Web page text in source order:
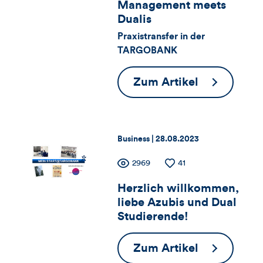
Artikels
für
Views,
Likes
und
dieses
Artikels
Views
Likes
Management meets
Dualis
Praxistransfer in der
TARGOBANK
Zum Artikel
meets
Thema:
Business | Datum:
28.08.2023
Zähler
für
Views,
Likes
Anzahl
Views
2969
Anzahl
Likes
41
Herzlich willkommen,
liebe Azubis und Dual
Studierende!
Zum Artikel
Herzlich